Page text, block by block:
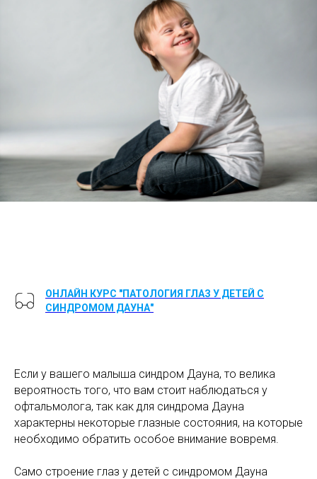
ОНЛАЙН КУРС "ПАТОЛОГИЯ ГЛАЗ У ДЕТЕЙ С
СИНДРОМОМ ДАУНА"
Если у вашего малыша синдром Дауна, то велика
вероятность того, что вам стоит наблюдаться у
офтальмолога, так как для синдрома Дауна
характерны некоторые глазные состояния, на которые
необходимо обратить особое внимание вовремя.
Само строение глаз у детей с синдромом Дауна